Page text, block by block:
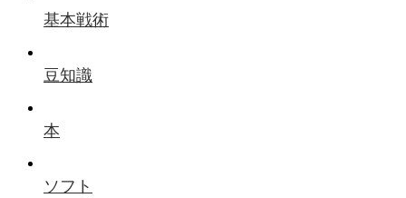
基本戦術
豆知識
本
ソフト